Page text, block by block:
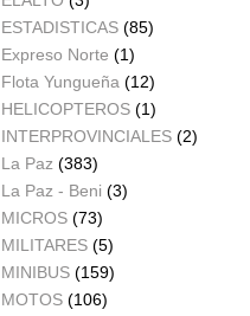
ESTADISTICAS (85)
Expreso Norte (1)
Flota Yungueña (12)
HELICOPTEROS (1)
INTERPROVINCIALES (2)
La Paz (383)
La Paz - Beni (3)
MICROS (73)
MILITARES (5)
MINIBUS (159)
MOTOS (106)